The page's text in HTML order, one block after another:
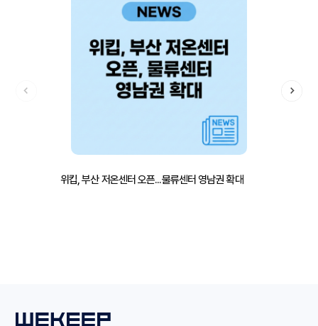
위킵, 부산 저온센터 오픈...물류센터 영남권 확대